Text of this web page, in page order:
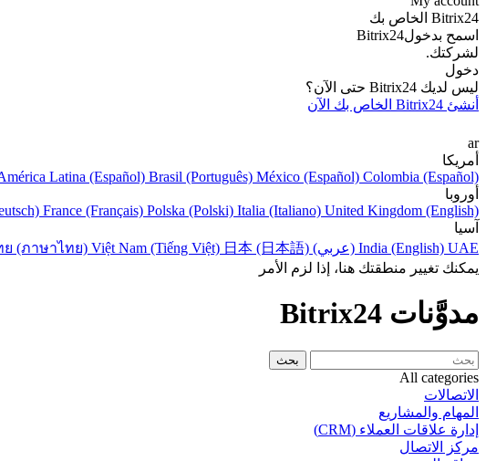
Bitrix24 الخاص بك
اسمح بدخولBitrix24
لشركتك.
دخول
ليس لديك Bitrix24 حتى الآن؟
أنشئ Bitrix24 الخاص بك الآن
ar
أمريكا
Latina (Español) Brasil (Português) México (Español) Colombia (Español)
أوروبا
France (Français) Polska (Polski) Italia (Italiano) United Kingdom (English)
آسيا
India (English) UAE (عربي) ย (ภาษาไทย) Việt Nam (Tiếng Việt) 日本 (日本語)
يمكنك تغيير منطقتك هنا، إذا لزم الأمر
مدوَّنات Bitrix24
All categories
الاتصالات
المهام والمشاريع
إدارة علاقات العملاء (CRM)
مركز الاتصال